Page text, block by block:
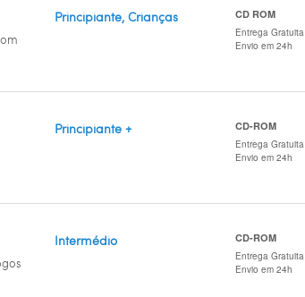
Principiante, Crianças CD ROM
Entrega Gratuita
Envio em 24h
Principiante + CD-ROM
Entrega Gratuita
Envio em 24h
Intermédio CD-ROM
Entrega Gratuita
Envio em 24h